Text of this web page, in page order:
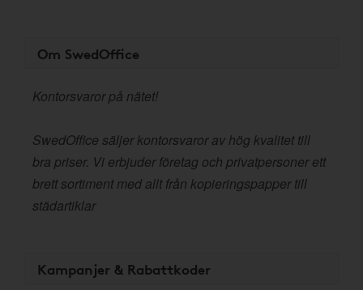
Om SwedOffice
Kontorsvaror på nätet!
SwedOffice säljer kontorsvaror av hög kvalitet till
bra priser. Vi erbjuder företag och privatpersoner ett
brett sortiment med allt från kopieringspapper till
städartiklar
Kampanjer & Rabattkoder